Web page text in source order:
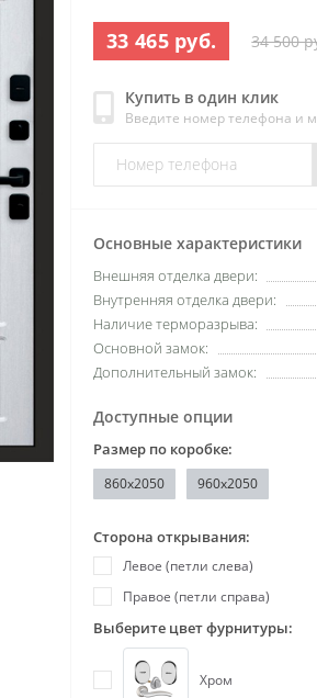
33 465 руб. 34 500
Купить в один клик
Введите номер телефона и
Основные характеристики
Внешняя отделка двери:
Внутренняя отделка двери:
Наличие терморазрыва:
Основной замок:
Дополнительный замок:
Доступные опции
Размер по коробке:
860x2050 960x2050
Сторона открывания:
Левое (петли слева)
Правое (петли справа)
Выберите цвет фурнитуры:
Хром